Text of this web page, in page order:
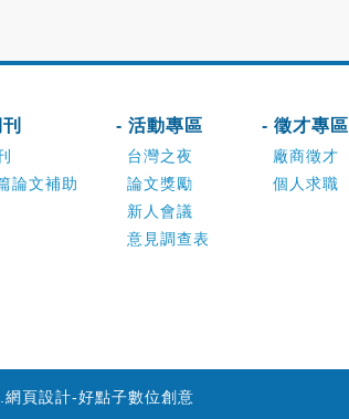
論文補助
- 活動專區
台灣之夜
論文獎勵
新人會議
意見調查表
- 徵才專區
廠商徵才
個人求職
網頁設計-好點子數位創意